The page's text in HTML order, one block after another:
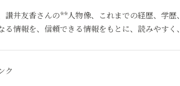
讃井友香さんの**人物像、これまでの経歴、学
る情報を、信頼できる情報をもとに、読みやすく
ク